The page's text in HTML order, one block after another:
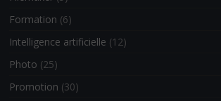
Formation (6)
Intelligence artificielle (12)
Photo (25)
Promotion (30)